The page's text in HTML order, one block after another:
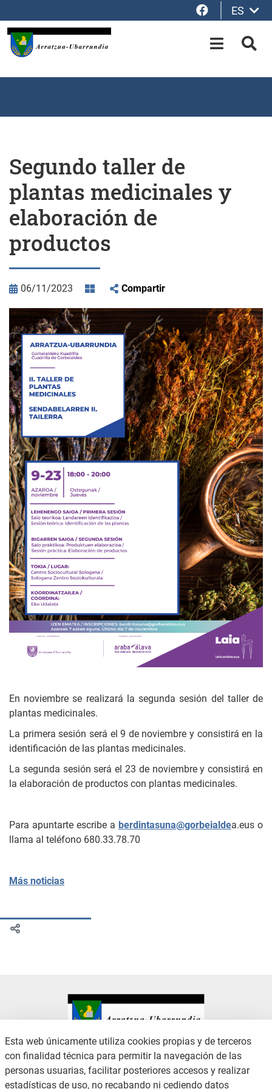
Facebook
ES
OPEN-
Segundo taller de
plantas medicinales y
elaboración de
productos
06/11/2023 Compartir
En noviembre se realizará la segunda sesión del taller de
plantas medicinales.
La primera sesión será el 9 de noviembre y consistirá en la
identificación de las plantas medicinales.
La segunda sesión será el 23 de noviembre y consistirá en
la elaboración de productos con plantas medicinales.
Para apuntarte escribe a berdintasuna@gorbeialdea.eus o
llama al teléfono 680.33.78.70
Más noticias
Esta web únicamente utiliza cookies propias y de terceros
con finalidad técnica para permitir la navegación de las
personas usuarias, facilitar posteriores accesos y realizar
estadísticas de uso, no recabando ni cediendo datos